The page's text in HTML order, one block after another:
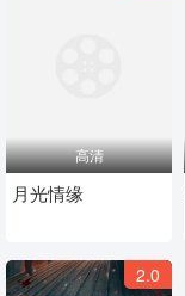
高清
月光情缘
2.0